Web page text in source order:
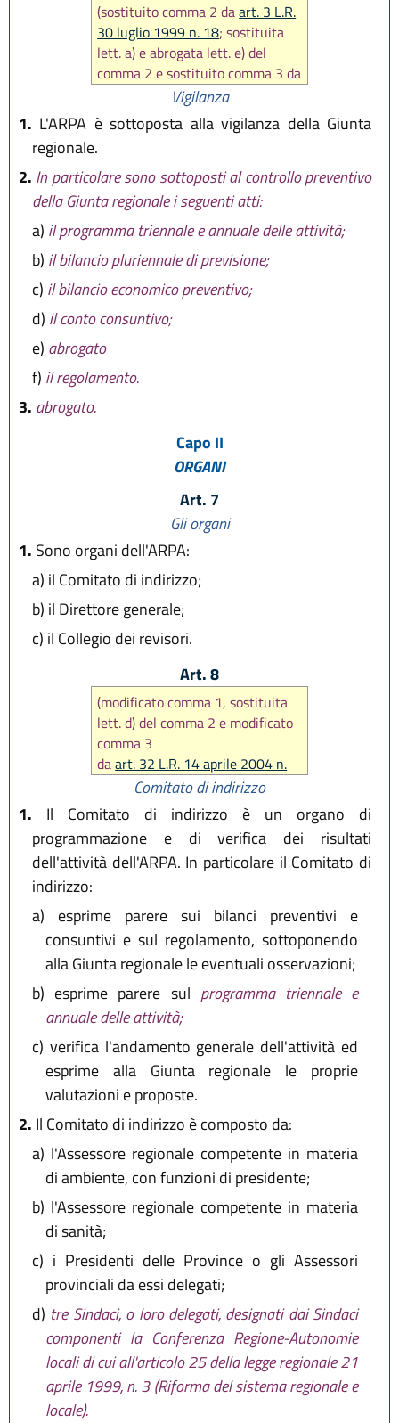
(sostituito comma 2 daart. 3 L.R.
30 luglio 1999 n. 18; sostituita
lett. a) e abrogata lett. e) del
comma 2 e sostituito comma 3 da
art. 31 L.R. 14 aprile 2004 n. 7
in seguito abrogato comma 3 da
art. 9 L.R. 29 ottobre 2008 n. 17)
Vigilanza
1. L'ARPA è sottoposta alla vigilanza della Giunta
regionale.
2. In particolare sono sottoposti al controllo preventivo
della Giunta regionale i seguenti atti:
a) il programma triennale e annuale delle attività;
b) il bilancio pluriennale di previsione;
c) il bilancio economico preventivo;
d) il conto consuntivo;
e) abrogato
f) il regolamento.
3. abrogato.
Capo II
ORGANI
Art. 7
Gli organi
1. Sono organi dell'ARPA:
a) il Comitato di indirizzo;
b) il Direttore generale;
c) il Collegio dei revisori.
Art. 8
(modificato comma 1, sostituita
lett. d) del comma 2 e modificato
comma 3
daart. 32 L.R. 14 aprile 2004 n.
Comitato di indirizzo
1. Il Comitato di indirizzo è un organo di
programmazione e di verifica dei risultati
dell'attività dell'ARPA. In particolare il Comitato di
indirizzo:
a) esprime parere sui bilanci preventivi e
consuntivi e sul regolamento, sottoponendo
alla Giunta regionale le eventuali osservazioni;
b) esprime parere sul programma triennale e
annuale delle attività;
c) verifica l'andamento generale dell'attività ed
esprime alla Giunta regionale le proprie
valutazioni e proposte.
2. Il Comitato di indirizzo è composto da:
a) l'Assessore regionale competente in materia
di ambiente, con funzioni di presidente;
b) l'Assessore regionale competente in materia
di sanità;
c) i Presidenti delle Province o gli Assessori
provinciali da essi delegati;
d) tre Sindaci, o loro delegati, designati dai Sindaci
componenti la Conferenza Regione-Autonomie
locali di cui all'articolo 25 della legge regionale 21
aprile 1999, n. 3 (Riforma del sistema regionale e
locale).